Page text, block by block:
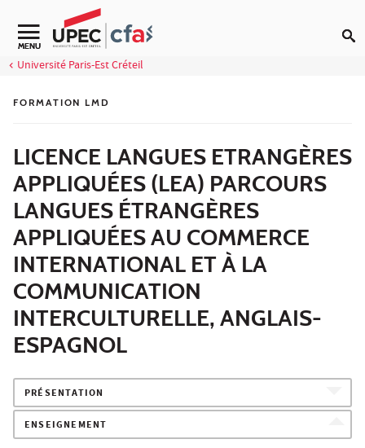
Aller au contenu
MENU
Université Paris-Est Créteil
FORMATION LMD
LICENCE LANGUES ETRANGÈRES
APPLIQUÉES (LEA) PARCOURS
LANGUES ÉTRANGÈRES
APPLIQUÉES AU COMMERCE
INTERNATIONAL ET À LA
COMMUNICATION
INTERCULTURELLE, ANGLAIS-
ESPAGNOL
PRÉSENTATION
ENSEIGNEMENT